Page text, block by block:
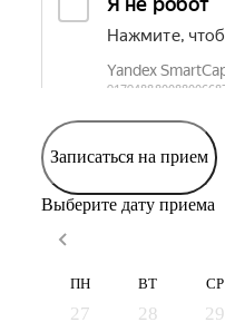
Записаться на прием
Выберите дату приема
ПН ВТ СР
27 28 29